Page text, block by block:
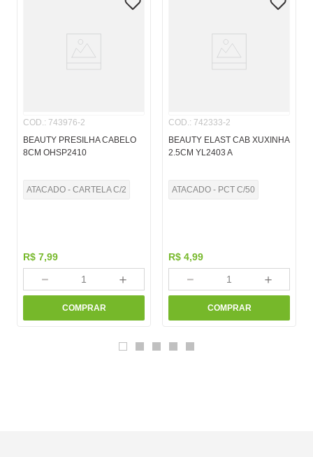
COD.: 743976-2
BEAUTY PRESILHA CABELO
8CM OHSP2410
ATACADO - CARTELA C/2
R$ 7,99
＋
－
COMPRAR
COD.: 742333-2
BEAUTY ELAST CAB XUXINHA
2.5CM YL2403 A
ATACADO - PCT C/50
R$ 4,99
＋
－
COMPRAR